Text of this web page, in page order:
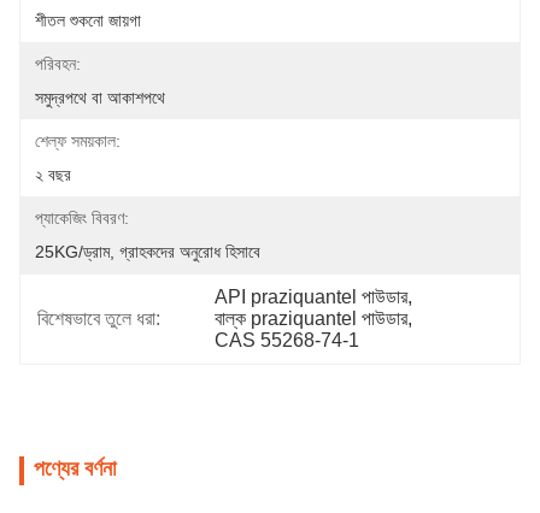
শীতল শুকনো জায়গা
পরিবহন:
সমুদ্রপথে বা আকাশপথে
শেল্ফ সময়কাল:
২ বছর
প্যাকেজিং বিবরণ:
25KG/ড্রাম, গ্রাহকদের অনুরোধ হিসাবে
বিশেষভাবে তুলে ধরা:
API praziquantel পাউডার,
বাল্ক praziquantel পাউডার,
CAS 55268-74-1
পণ্যের বর্ণনা